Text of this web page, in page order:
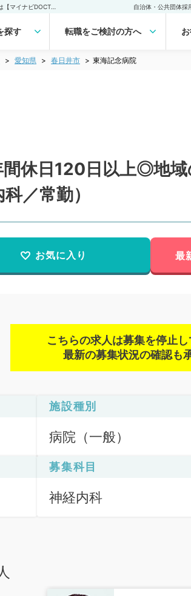
自治体・公共団体採
探す 転職をご検討の方へ
愛知県 春日井市 東海記念病院
間休日120日以上◎地
／常勤）
お気に入り 最
こちらの求人は募集を停止し
最新の募集状況の確認も
施設種別
病院（一般）
募集科目
神経内科